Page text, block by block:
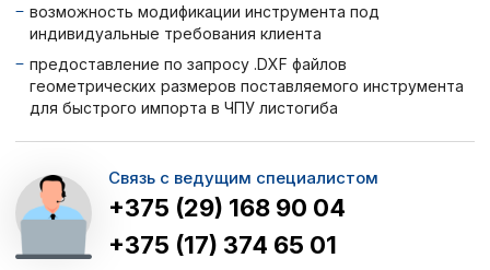
возможность модификации инструмента под
индивидуальные требования клиента
предоставление по запросу .DXF файлов
геометрических размеров поставляемого инструмента
для быстрого импорта в ЧПУ листогиба
Связь с ведущим специалистом
+375 (29) 168 90 04
+375 (17) 374 65 01